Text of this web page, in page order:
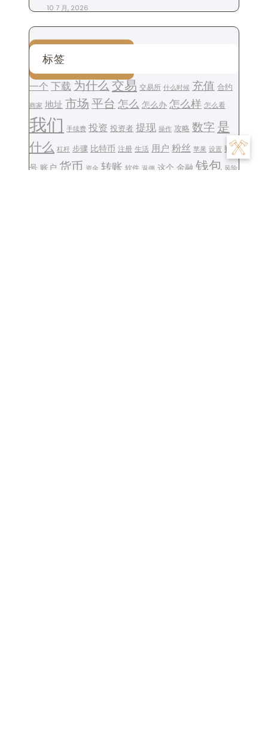
10 7 月, 2026
标签
一个 下载 为什么 交易 交易所 什么时候 充值 合约
商家 地址 市场 平台 怎么 怎么办 怎么样 怎么看
我们 手续费 投资 投资者 提现 操作 攻略 数字 是
什么 杠杆 步骤 比特币 注册 生活 用户 粉丝 苹果 设置 账
号 账户 货币 资金 转账 软件 返佣 这个 金融 钱包 风险